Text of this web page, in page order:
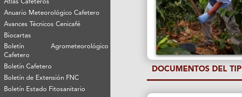
Atlas Cafeteros
Anuario Meteorológico Cafetero
Avances Técnicos Cenicafé
Biocartas
Boletín Agrometeorológico
Cafetero
Boletín Cafetero
Boletín de Extensión FNC
Boletín Estado Fitosanitario
DOCUMENTOS DEL TIP